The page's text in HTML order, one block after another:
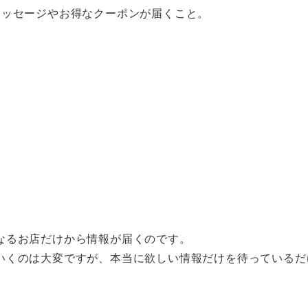
セージやお得なクーポンが届くこと。
お店だけから情報が届くのです。
のは大変ですが、本当に欲しい情報だけを待っている